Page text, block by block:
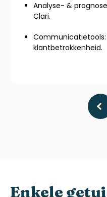
Analyse- &
Clari.
Communicatietools:
klantbetrokkenheid.
Enkele